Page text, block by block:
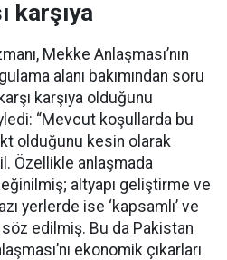
karşıya
Mekke Anlaşması’nın
alanı bakımından soru
karşıya olduğunu
“Mevcut koşullarda bu
olduğunu kesin olarak
Özellikle anlaşmada
altyapı geliştirme ve
yerlerde ise ‘kapsamlı’ ve
edilmiş. Bu da Pakistan
ekonomik çıkarları